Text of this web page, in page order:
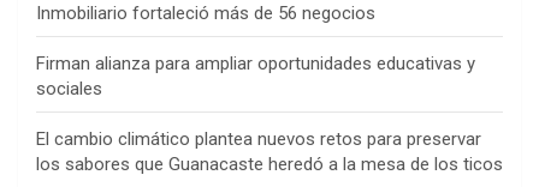
Inmobiliario fortaleció más de 56 negocios
Firman alianza para ampliar oportunidades educativas y
sociales
El cambio climático plantea nuevos retos para preservar
los sabores que Guanacaste heredó a la mesa de los ticos